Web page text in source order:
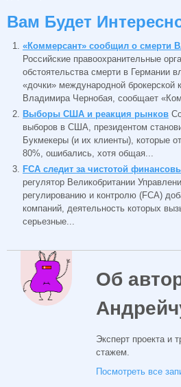
Вам Будет
«Коммерсант» сообщил о смерти
Российские правоохранительные
обстоятельства смерти в Германии
«дочки» международной брокерской
Владимира Чернобая, сообщает
Выборы США и реакция рынков
выборов в США, президентом
Букмекеры (и их клиенты), которые
80%, ошибались, хотя общая...
FCA следит за чистотой
регулятор Великобритании
регулированию и контролю (FCA)
компаний, деятельность которых
серьезные...
Об
Эксперт проекта и
стажем.
Посмотреть все